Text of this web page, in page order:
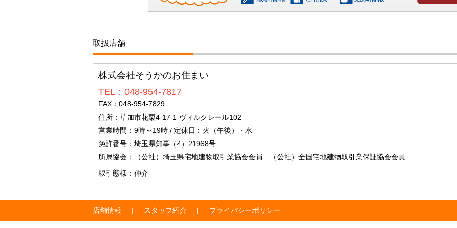
取扱店舗
株式会社そうかのお住まい
TEL：048-954-7817
FAX：048-954-7829
住所：草加市花栗4-17-1 ヴィルクレール102
営業時間：9時～19時 / 定休日：火（午後）・水
免許番号：埼玉県知事（4）21968号
所属協会：（公社）埼玉県宅地建物取引業協会会員 （公社）全国宅地建物取引業保証協会会員
取引態様：仲介
店舗情報 スタッフ紹介 プライバシーポリシー